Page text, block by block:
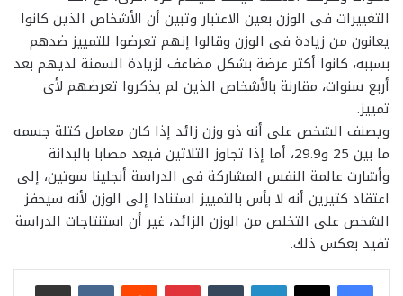
التغييرات فى الوزن بعين الاعتبار وتبين أن الأشخاص الذين كانوا
يعانون من زيادة فى الوزن وقالوا إنهم تعرضوا للتمييز ضدهم
بسببه، كانوا أكثر عرضة بشكل مضاعف لزيادة السمنة لديهم بعد
أربع سنوات، مقارنة بالأشخاص الذين لم يذكروا تعرضهم لأى
تمييز.
ويصنف الشخص على أنه ذو وزن زائد إذا كان معامل كتلة جسمه
ما بين 25 و29.9، أما إذا تجاوز الثلاثين فيعد مصابا بالبدانة
وأشارت عالمة النفس المشاركة فى الدراسة أنجلينا سوتين، إلى
اعتقاد كثيرين أنه لا بأس بالتمييز استنادا إلى الوزن لأنه سيحفز
الشخص على التخلص من الوزن الزائد، غير أن استنتاجات الدراسة
تفيد بعكس ذلك.
لينكدإن بينتيريست
مشاركة عبر البريد